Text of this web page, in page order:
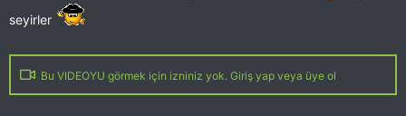
seyirler
Bu VIDEOYU görmek için izniniz yok. Giriş yap veya üye ol